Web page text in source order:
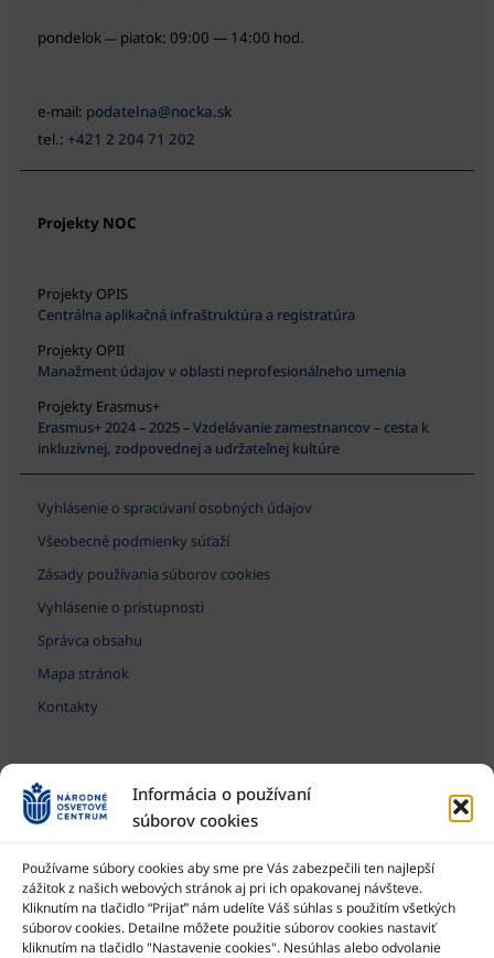
Informácia o používaní
súborov cookies
Používame súbory cookies aby sme pre Vás zabezpečili ten najlepší
zážitok z našich webových stránok aj pri ich opakovanej návšteve.
Kliknutím na tlačidlo “Prijať” nám udelíte Váš súhlas s použitím všetkých
súborov cookies. Detailne môžete použitie súborov cookies nastaviť
kliknutím na tlačidlo "Nastavenie cookies". Nesúhlas alebo odvolanie
pondelok — piatok: 09:00 — 14:00 hod.
e-mail: podatelna@nocka.sk
tel.: +421 2 204 71 202
Projekty NOC
Projekty OPIS
Centrálna aplikačná infraštruktúra a registratúra
Projekty OPII
Manažment údajov v oblasti neprofesionálneho umenia
Projekty Erasmus+
Erasmus+ 2024 – 2025 – Vzdelávanie zamestnancov – cesta k
inkluzívnej, zodpovednej a udržateľnej kultúre
Vyhlásenie o spracúvaní osobných údajov
Všeobecné podmienky súťaží
Zásady používania súborov cookies
Vyhlásenie o prístupnosti
Správca obsahu
Mapa stránok
Kontakty
Národné osvetové centrum je štátna príspevková organizácia
Ministerstva kultúry SR